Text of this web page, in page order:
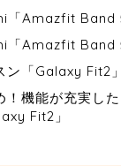
「Amazfit Band
「Amazfit Band
ン「Galaxy Fit2
！機能が充実し
Fit2」